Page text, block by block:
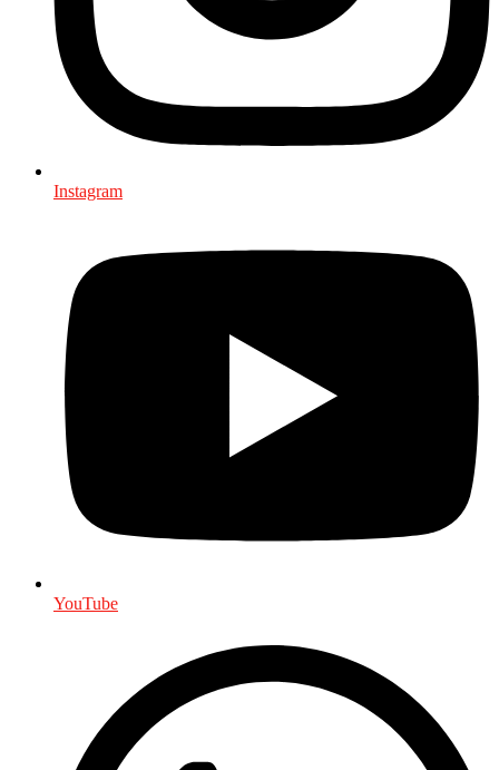
Instagram
YouTube